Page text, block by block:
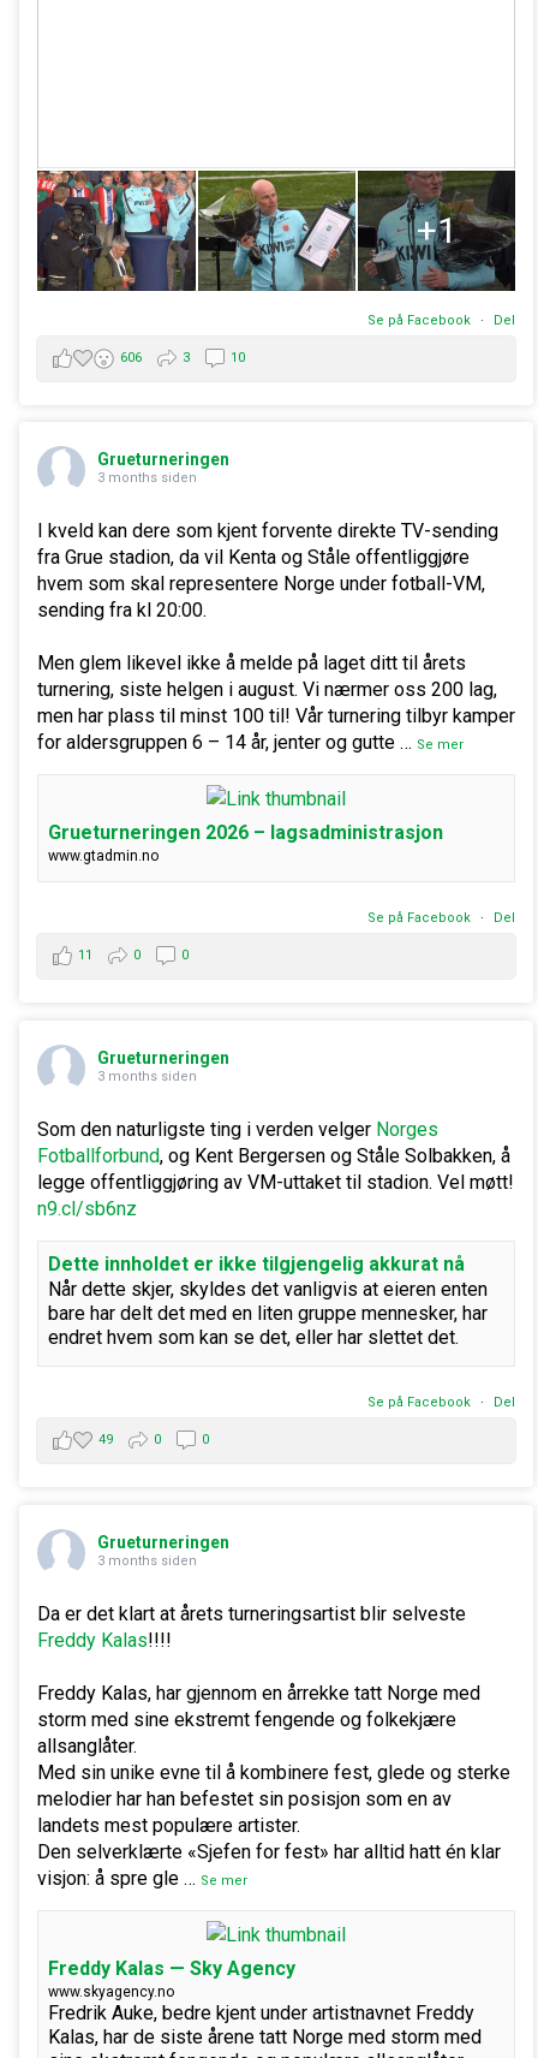
+1
Se på Facebook · Del
606 3 10
Grueturneringen
3 months siden
I kveld kan dere som kjent forvente direkte TV-sending
fra Grue stadion, da vil Kenta og Ståle offentliggjøre
hvem som skal representere Norge under fotball-VM,
sending fra kl 20:00.
Men glem likevel ikke å melde på laget ditt til årets
turnering, siste helgen i august. Vi nærmer oss 200 lag,
men har plass til minst 100 til! Vår turnering tilbyr kamper
for aldersgruppen 6 – 14 år, jenter og gutte … Se mer
Grueturneringen 2026 – lagsadministrasjon
www.gtadmin.no
Se på Facebook · Del
11 0 0
Grueturneringen
3 months siden
Som den naturligste ting i verden velger Norges
Fotballforbund, og Kent Bergersen og Ståle Solbakken, å
legge offentliggjøring av VM-uttaket til stadion. Vel møtt!
n9.cl/sb6nz
Dette innholdet er ikke tilgjengelig akkurat nå
Når dette skjer, skyldes det vanligvis at eieren enten
bare har delt det med en liten gruppe mennesker, har
endret hvem som kan se det, eller har slettet det.
Se på Facebook · Del
49 0 0
Grueturneringen
3 months siden
Da er det klart at årets turneringsartist blir selveste
Freddy Kalas!!!!
Freddy Kalas, har gjennom en årrekke tatt Norge med
storm med sine ekstremt fengende og folkekjære
allsanglåter.
Med sin unike evne til å kombinere fest, glede og sterke
melodier har han befestet sin posisjon som en av
landets mest populære artister.
Den selverklærte «Sjefen for fest» har alltid hatt én klar
visjon: å spre gle … Se mer
Freddy Kalas — Sky Agency
www.skyagency.no
Fredrik Auke, bedre kjent under artistnavnet Freddy
Kalas, har de siste årene tatt Norge med storm med